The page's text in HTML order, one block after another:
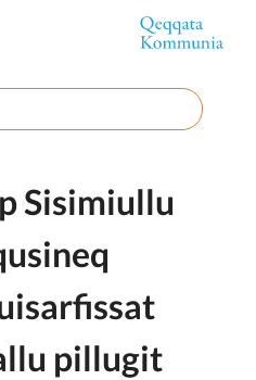
Sisimiullu
pillugit